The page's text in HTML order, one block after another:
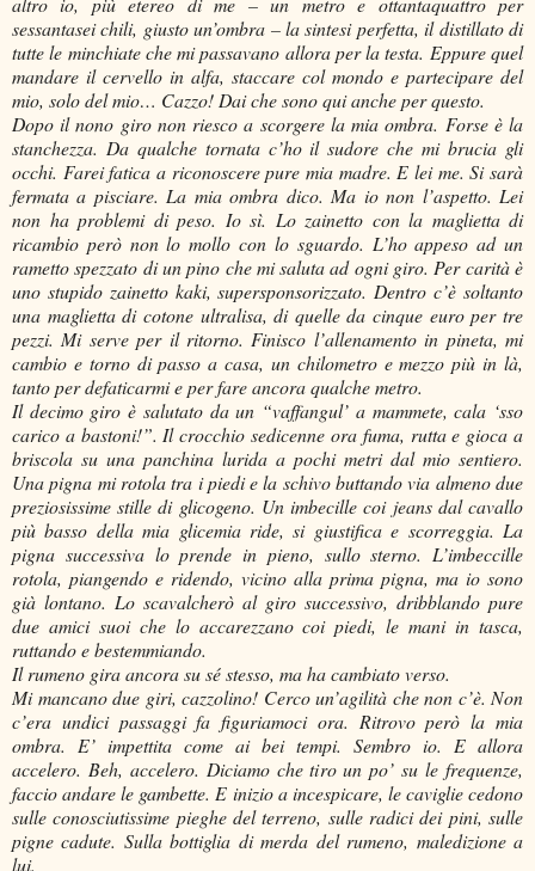
sessantasei chili, giusto un’ombra – la sintesi perfetta, il distillato di
tutte le minchiate che mi passavano allora per la testa. Eppure quel
mandare il cervello in alfa, staccare col mondo e partecipare del
mio, solo del mio… Cazzo! Dai che sono qui anche per questo.
Dopo il nono giro non riesco a scorgere la mia ombra. Forse è la
stanchezza. Da qualche tornata c’ho il sudore che mi brucia gli
occhi. Farei fatica a riconoscere pure mia madre. E lei me. Si sarà
fermata a pisciare. La mia ombra dico. Ma io non l’aspetto. Lei
non ha problemi di peso. Io sì. Lo zainetto con la maglietta di
ricambio però non lo mollo con lo sguardo. L’ho appeso ad un
rametto spezzato di un pino che mi saluta ad ogni giro. Per carità è
uno stupido zainetto kaki, supersponsorizzato. Dentro c’è soltanto
una maglietta di cotone ultralisa, di quelle da cinque euro per tre
pezzi. Mi serve per il ritorno. Finisco l’allenamento in pineta, mi
cambio e torno di passo a casa, un chilometro e mezzo più in là,
tanto per defaticarmi e per fare ancora qualche metro.
Il decimo giro è salutato da un “vaffangul’ a mammete, cala ‘sso
carico a bastoni!”. Il crocchio sedicenne ora fuma, rutta e gioca a
briscola su una panchina lurida a pochi metri dal mio sentiero.
Una pigna mi rotola tra i piedi e la schivo buttando via almeno due
preziosissime stille di glicogeno. Un imbecille coi jeans dal cavallo
più basso della mia glicemia ride, si giustifica e scorreggia. La
pigna successiva lo prende in pieno, sullo sterno. L’imbeccille
rotola, piangendo e ridendo, vicino alla prima pigna, ma io sono
già lontano. Lo scavalcherò al giro successivo, dribblando pure
due amici suoi che lo accarezzano coi piedi, le mani in tasca,
ruttando e bestemmiando.
Il rumeno gira ancora su sé stesso, ma ha cambiato verso.
Mi mancano due giri, cazzolino! Cerco un’agilità che non c’è. Non
c’era undici passaggi fa figuriamoci ora. Ritrovo però la mia
ombra. E’ impettita come ai bei tempi. Sembro io. E allora
accelero. Beh, accelero. Diciamo che tiro un po’ su le frequenze,
faccio andare le gambette. E inizio a incespicare, le caviglie cedono
sulle conosciutissime pieghe del terreno, sulle radici dei pini, sulle
pigne cadute. Sulla bottiglia di merda del rumeno, maledizione a
lui.